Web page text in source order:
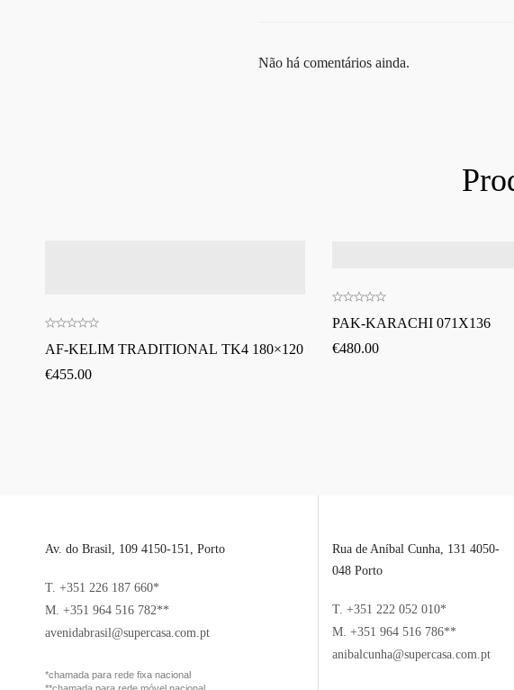
Não há comentários ainda.
AF-KELIM TRADITIONAL TK4 180×120
€455.00
PAK-KARACHI 071X136
€480.00
Av. do Brasil, 109 4150-151, Porto
T. +351 226 187 660*
M. +351 964 516 782**
avenidabrasil@supercasa.com.pt
*chamada para rede fixa nacional
Rua de Aníbal Cunha, 131 4050-
048 Porto
T. +351 222 052 010*
M. +351 964 516 786**
anibalcunha@supercasa.com.pt